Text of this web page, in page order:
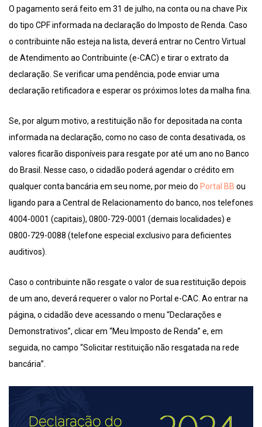
O pagamento será feito em 31 de julho, na conta ou na chave Pix
do tipo CPF informada na declaração do Imposto de Renda. Caso
o contribuinte não esteja na lista, deverá entrar no Centro Virtual
de Atendimento ao Contribuinte (e-CAC) e tirar o extrato da
declaração. Se verificar uma pendência, pode enviar uma
declaração retificadora e esperar os próximos lotes da malha fina.
Se, por algum motivo, a restituição não for depositada na conta
informada na declaração, como no caso de conta desativada, os
valores ficarão disponíveis para resgate por até um ano no Banco
do Brasil. Nesse caso, o cidadão poderá agendar o crédito em
qualquer conta bancária em seu nome, por meio do Portal BB ou
ligando para a Central de Relacionamento do banco, nos telefones
4004-0001 (capitais), 0800-729-0001 (demais localidades) e
0800-729-0088 (telefone especial exclusivo para deficientes
auditivos).
Caso o contribuinte não resgate o valor de sua restituição depois
de um ano, deverá requerer o valor no Portal e-CAC. Ao entrar na
página, o cidadão deve acessando o menu “Declarações e
Demonstrativos”, clicar em “Meu Imposto de Renda” e, em
seguida, no campo “Solicitar restituição não resgatada na rede
bancária”.